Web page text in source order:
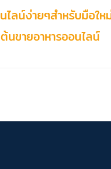
ไลน์ง่ายๆสำหรับมือให
นขายอาหารออนไลน์